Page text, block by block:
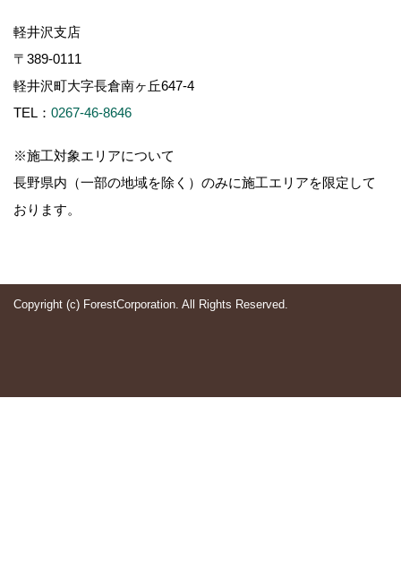
軽井沢支店
〒389-0111
軽井沢町大字長倉南ヶ丘647-4
TEL： 0267-46-8646
※施工対象エリアについて
長野県内（一部の地域を除く）のみに施工エリアを限定して
おります。
Copyright (c) ForestCorporation. All Rights Reserved.